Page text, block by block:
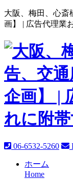
大阪、梅田、心斎
画】 | 広告代理業
06-6532-5260
ホーム
Home